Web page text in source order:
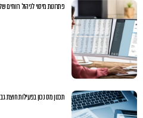
פתרונות מיסוי לניהול רווחים
תכנון מס נכון בפעילות חוצת